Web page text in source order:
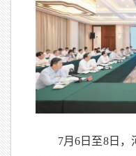
7月6日至8日